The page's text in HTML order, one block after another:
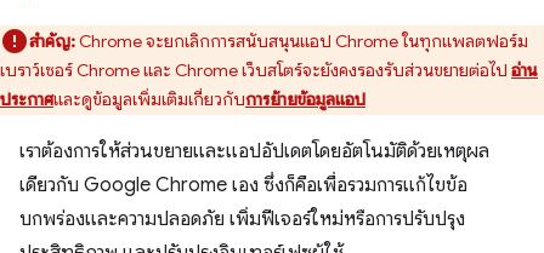
สำคัญ:Chrome จะยกเลิกการสนับสนุนแอป Chrome ในทุกแพลตฟอร์ม
เบราว์เซอร์ Chrome และ Chrome เว็บสโตร์จะยังคงรองรับส่วนขยายต่อไป อ่าน
ประกาศและดูข้อมูลเพิ่มเติมเกี่ยวกับการย้ายข้อมูลแอป
เราต้องการให้ส่วนขยายและแอปอัปเดตโดยอัตโนมัติด้วยเหตุผล
เดียวกับ Google Chrome เอง ซึ่งก็คือเพื่อรวมการแก้ไขข้อ
บกพร่องและความปลอดภัย เพิ่มฟีเจอร์ใหม่หรือการปรับปรุง